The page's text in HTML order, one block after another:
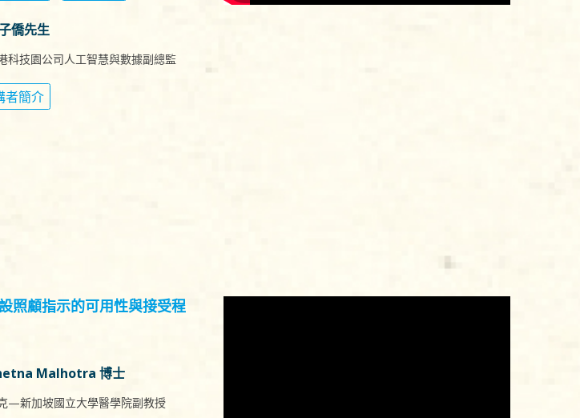
僑先生
科技園公司人工智慧與數據副總監
者簡介
照顧指示的可用性與接受程
Malhotra 博士
—新加坡國立大學醫學院副教授